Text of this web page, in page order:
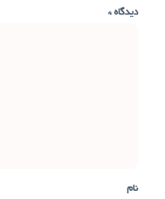
دیدگاه*
نام